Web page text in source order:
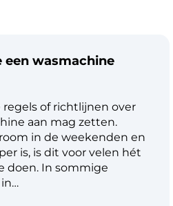
een wasmachine
of richtlijnen over
aan mag zetten.
in de weekenden en
is, is dit voor velen hét
doen. In sommige